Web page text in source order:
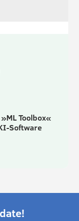
Toolbox«
Software